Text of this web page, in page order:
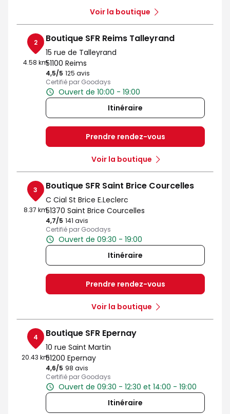
Voir la boutique
2
4.58 km
Boutique SFR Reims Talleyrand
15 rue de Talleyrand
51100 Reims
4,5/5 Note de 4.5 sur 5
125 avis
Certifié par Goodays
Ouvert de 10:00 - 19:00
Itinéraire
Prendre rendez-vous
Voir la boutique
3
8.37 km
Boutique SFR Saint Brice Courcelles
C Cial St Brice E.Leclerc
51370 Saint Brice Courcelles
4,7/5 Note de 4.7 sur 5
141 avis
Certifié par Goodays
Ouvert de 09:30 - 19:00
Itinéraire
Prendre rendez-vous
Voir la boutique
4
20.43 km
Boutique SFR Epernay
10 rue Saint Martin
51200 Epernay
4,6/5 Note de 4.6 sur 5
98 avis
Certifié par Goodays
Ouvert de 09:30 - 12:30 et 14:00 - 19:00
Itinéraire